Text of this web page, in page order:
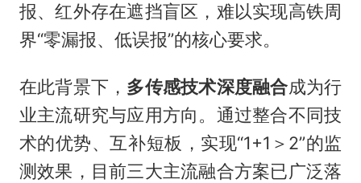
报、红外存在遮挡盲区，难以实现高铁周
界“零漏报、低误报”的核心要求。
在此背景下， 多传感技术深度融合成为行
业主流研究与应用方向。通过整合不同技
术的优势、互补短板，实现“1+1＞2”的监
测效果，目前三大主流融合方案已广泛落